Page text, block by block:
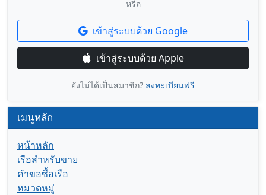
หรือ
เข้าสู่ระบบด้วย Google
เข้าสู่ระบบด้วย Apple
ยังไม่ได้เป็นสมาชิก? ลงทะเบียนฟรี
เมนูหลัก
หน้าหลัก
เรือสำหรับขาย
คำขอซื้อเรือ
หมวดหมู่